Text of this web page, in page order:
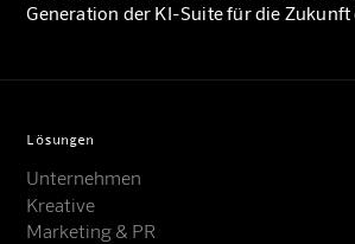
Generation der KI-Suite für die
Lösungen
Unternehmen
Kreative
Marketing & PR